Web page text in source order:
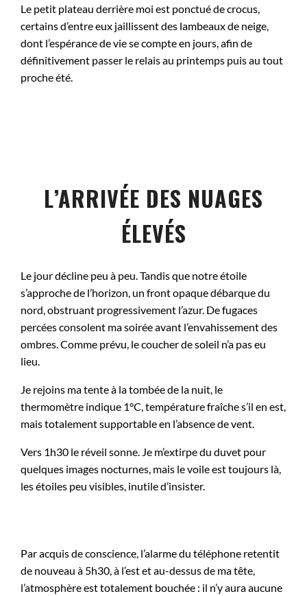
Le petit plateau derrière moi est ponctué de crocus,
certains d’entre eux jaillissent des lambeaux de neige,
dont l’espérance de vie se compte en jours, afin de
définitivement passer le relais au printemps puis au tout
proche été.
L’ARRIVÉE DES NUAGES
ÉLEVÉS
Le jour décline peu à peu. Tandis que notre étoile
s’approche de l’horizon, un front opaque débarque du
nord, obstruant progressivement l’azur. De fugaces
percées consolent ma soirée avant l’envahissement des
ombres. Comme prévu, le coucher de soleil n’a pas eu
lieu.
Je rejoins ma tente à la tombée de la nuit, le
thermomètre indique 1°C, température fraîche s’il en est,
mais totalement supportable en l’absence de vent.
Vers 1h30 le réveil sonne. Je m’extirpe du duvet pour
quelques images nocturnes, mais le voile est toujours là,
les étoiles peu visibles, inutile d’insister.
Par acquis de conscience, l’alarme du téléphone retentit
de nouveau à 5h30, à l’est et au-dessus de ma tête,
l’atmosphère est totalement bouchée : il n’y aura aucune